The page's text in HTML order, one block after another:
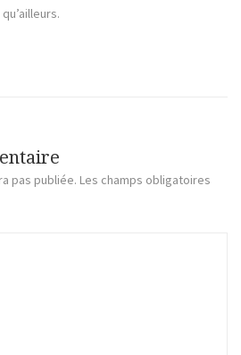
pas publiée. Les champs obligatoires